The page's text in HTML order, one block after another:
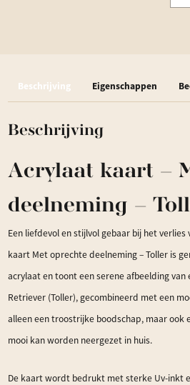
Beschrijving Eigenschappen
Beschrijving
Acrylaat kaart –
deelneming –
Een liefdevol en stijlvol gebaar bij het verlies
kaart Met oprechte deelneming – Toller is
acrylaat en toont een serene afbeelding van
Retriever (Toller), gecombineerd met een
alleen een troostrijke boodschap, maar ook
mooi kan worden neergezet in huis.
De kaart wordt bedrukt met sterke Uv-inkt